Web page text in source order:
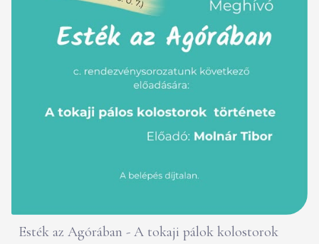
Esték az Agórában - A tokaji pálok kolostorok